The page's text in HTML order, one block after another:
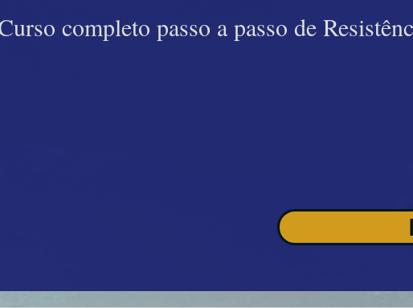
completo passo a passo de